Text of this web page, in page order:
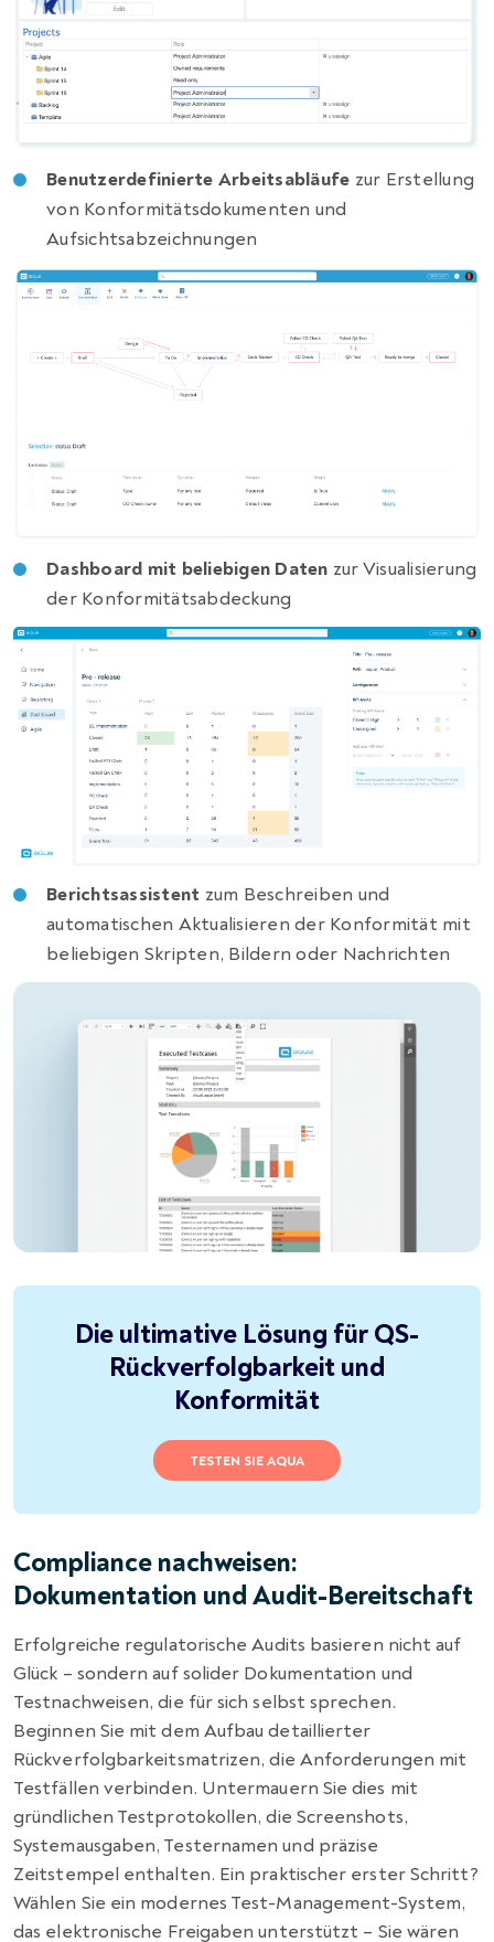
Benutzerdefinierte Arbeitsabläufe zur Erstellung
von Konformitätsdokumenten und
Aufsichtsabzeichnungen
Dashboard mit beliebigen Daten zur Visualisierung
der Konformitätsabdeckung
Berichtsassistent zum Beschreiben und
automatischen Aktualisieren der Konformität mit
beliebigen Skripten, Bildern oder Nachrichten
Die ultimative Lösung für QS-
Rückverfolgbarkeit und
Konformität
TESTEN SIE AQUA
Compliance nachweisen:
Dokumentation und Audit-Bereitschaft
Erfolgreiche regulatorische Audits basieren nicht auf
Glück – sondern auf solider Dokumentation und
Testnachweisen, die für sich selbst sprechen.
Beginnen Sie mit dem Aufbau detaillierter
Rückverfolgbarkeitsmatrizen, die Anforderungen mit
Testfällen verbinden. Untermauern Sie dies mit
gründlichen Testprotokollen, die Screenshots,
Systemausgaben, Testernamen und präzise
Zeitstempel enthalten. Ein praktischer erster Schritt?
Wählen Sie ein modernes Test-Management-System,
das elektronische Freigaben unterstützt – Sie wären